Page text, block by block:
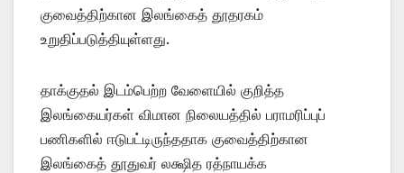
குவைத்திற்கான இலங்கைத் தூதரகம்
உறுதிப்படுத்தியுள்ளது.
தாக்குதல் இடம்பெற்ற வேளையில் குறித்த
இலங்கையர்கள் விமான நிலையத்தில் பராமரிப்புப்
பணிகளில் ஈடுபட்டிருந்ததாக குவைத்திற்கான
இலங்கைத் தூதுவர் லக்ஷித ரத்நாயக்க